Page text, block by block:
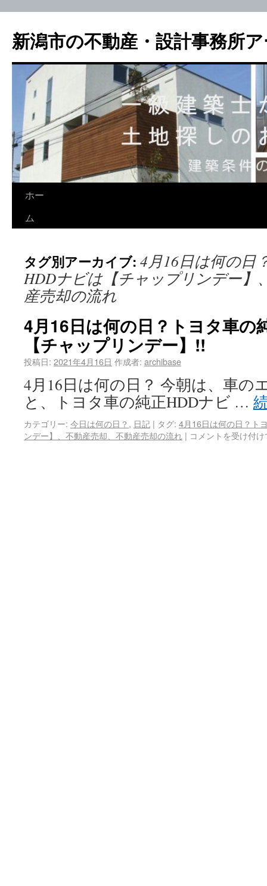
新潟市の不動産・設計事務所
ホー
ム
タグ別アーカイブ: 4月16日は何の日
HDDナビは【チャップリンデー】
産売却の流れ
4月16日は何の日？トヨタ車の
【チャップリンデー】!!
投稿日: 2021年4月16日 作成者: archibase
4月16日は何の日？ 今朝は、車の
と、トヨタ車の純正HDDナビ …
カテゴリー: 今日は何の日？ , 日記 | タグ: 4月16日は何の日？ト
ンデー】、不動産売却、不動産売却の流れ | コメントを受け付